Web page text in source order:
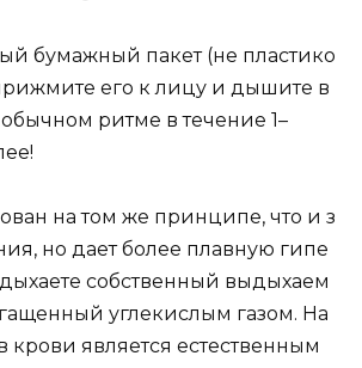
бумажный пакет (не пластико
его к лицу и дышите в
обычном ритме в течение 1–
на том же принципе, что и з
но дает более плавную гипе
собственный выдыхаем
углекислым газом. На
крови является естественным